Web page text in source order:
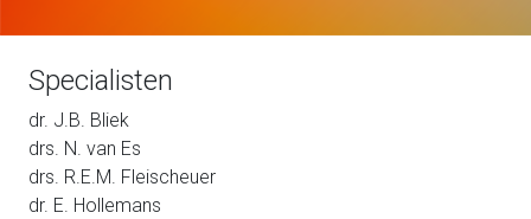
Specialisten
dr. J.B. Bliek
drs. N. van Es
drs. R.E.M. Fleischeuer
dr. E. Hollemans